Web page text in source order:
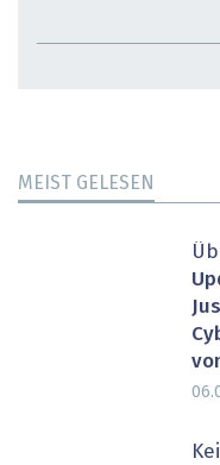
MEIST GELESEN